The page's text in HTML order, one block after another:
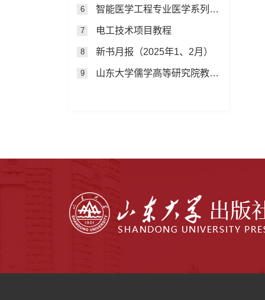
6
7 电工技术项目教程
8 新书月报（2025年1、2月）
9 山东大学儒学高等研究院教授自选集